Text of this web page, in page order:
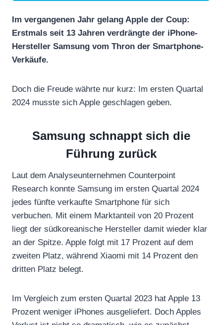
Im vergangenen Jahr gelang Apple der Coup:
Erstmals seit 13 Jahren verdrängte der iPhone-
Hersteller Samsung vom Thron der Smartphone-
Verkäufe.
Doch die Freude währte nur kurz: Im ersten Quartal
2024 musste sich Apple geschlagen geben.
Samsung schnappt sich die
Führung zurück
Laut dem Analyseunternehmen Counterpoint
Research konnte Samsung im ersten Quartal 2024
jedes fünfte verkaufte Smartphone für sich
verbuchen. Mit einem Marktanteil von 20 Prozent
liegt der südkoreanische Hersteller damit wieder klar
an der Spitze. Apple folgt mit 17 Prozent auf dem
zweiten Platz, während Xiaomi mit 14 Prozent den
dritten Platz belegt.
Im Vergleich zum ersten Quartal 2023 hat Apple 13
Prozent weniger iPhones ausgeliefert. Doch Apples